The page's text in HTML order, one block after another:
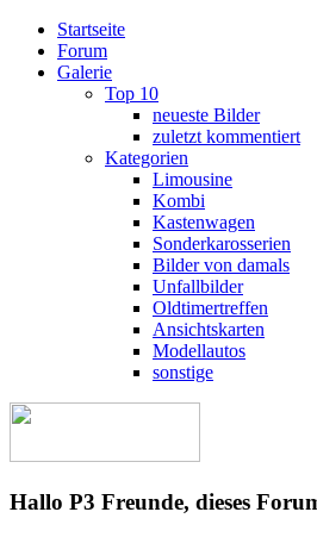
Startseite
Forum
Galerie
Top 10
neueste Bilder
zuletzt kommentiert
Kategorien
Limousine
Kombi
Kastenwagen
Sonderkarosserien
Bilder von damals
Unfallbilder
Oldtimertreffen
Ansichtskarten
Modellautos
sonstige
Hallo P3 Freunde, dieses